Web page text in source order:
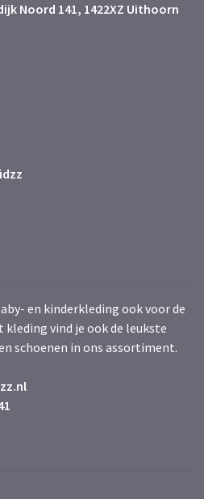
Noord 141, 1422XZ Uithoorn
en kinderkleding ook voor de
vind je ook de leukste
schoenen in ons assortiment.